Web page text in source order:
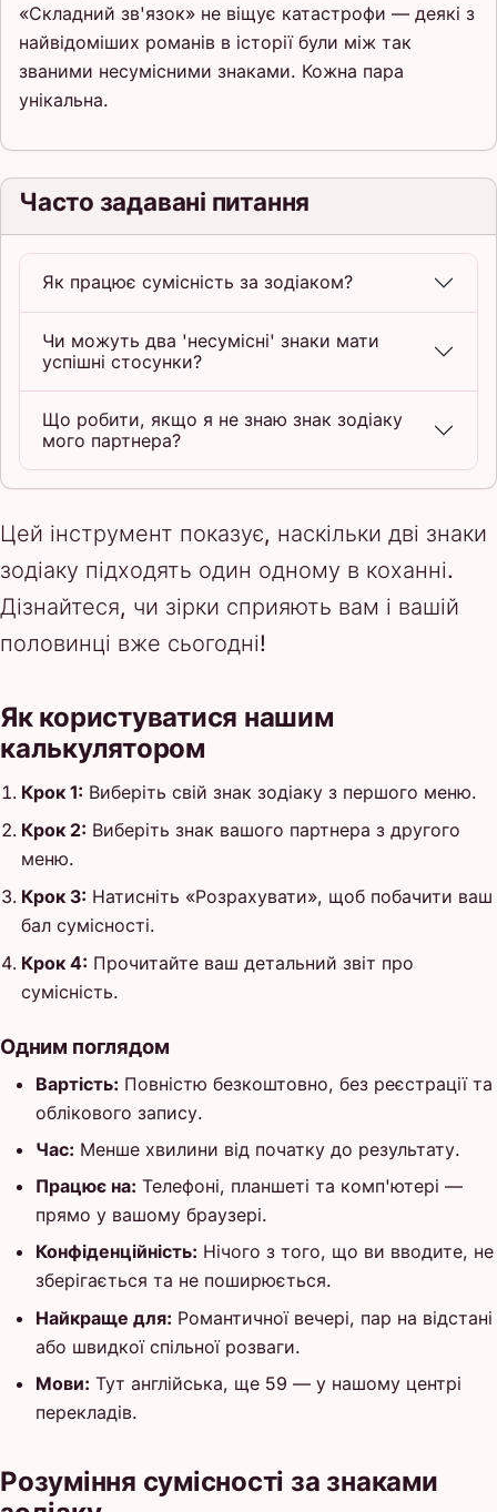
«Складний зв'язок» не віщує катастрофи — деякі з
найвідоміших романів в історії були між так
званими несумісними знаками. Кожна пара
унікальна.
Часто задавані питання
Як працює сумісність за зодіаком?
Чи можуть два 'несумісні' знаки мати
успішні стосунки?
Що робити, якщо я не знаю знак зодіаку
мого партнера?
Цей інструмент показує, наскільки дві знаки
зодіаку підходять один одному в коханні.
Дізнайтеся, чи зірки сприяють вам і вашій
половинці вже сьогодні!
Як користуватися нашим
калькулятором
Крок 1: Виберіть свій знак зодіаку з першого меню.
Крок 2: Виберіть знак вашого партнера з другого
меню.
Крок 3: Натисніть «Розрахувати», щоб побачити ваш
бал сумісності.
Крок 4: Прочитайте ваш детальний звіт про
сумісність.
Одним поглядом
Вартість: Повністю безкоштовно, без реєстрації та
облікового запису.
Час: Менше хвилини від початку до результату.
Працює на: Телефоні, планшеті та комп'ютері —
прямо у вашому браузері.
Конфіденційність: Нічого з того, що ви вводите, не
зберігається та не поширюється.
Найкраще для: Романтичної вечері, пар на відстані
або швидкої спільної розваги.
Мови: Тут англійська, ще 59 — у нашому центрі
перекладів.
Розуміння сумісності за знаками